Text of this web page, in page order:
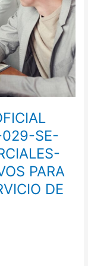
029-SE-
PARA
DE